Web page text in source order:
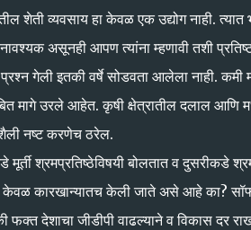
शेती व्यवसाय हा केवळ एक उद्योग नाही.
असूनही आपण त्यांना म्हणावी तशी
प्रश्‍न गेली इतकी वर्षे सोडवता आलेला नाही.
मागे उरले आहेत. कृषी क्षेत्रातील दलाल आणि
नष्ट करणेच ठरेल.
मूर्ती श्रमप्रतिष्ठेविषयी बोलतात व
कारखान्यातच केली जाते असे आहे का?
फक्त देशाचा जीडीपी वाढल्याने व विकास दर